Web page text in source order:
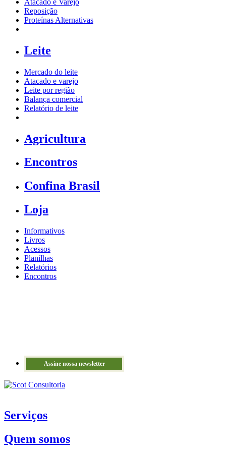
Reposição
Proteínas Alternativas
Leite
Mercado do leite
Atacado e varejo
Leite por região
Balança comercial
Relatório de leite
Agricultura
Encontros
Confina Brasil
Loja
Informativos
Livros
Acessos
Planilhas
Relatórios
Encontros
Assine nossa newsletter
Serviços
Quem somos